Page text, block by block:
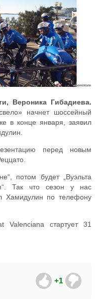
Вероника Гибадиева.
начнет шоссейный
в конце января, заявил
перед новым
потом будет „Вуэльта
Так что сезон у нас
Хамидулин по телефону
Valenciana стартует 31
+1